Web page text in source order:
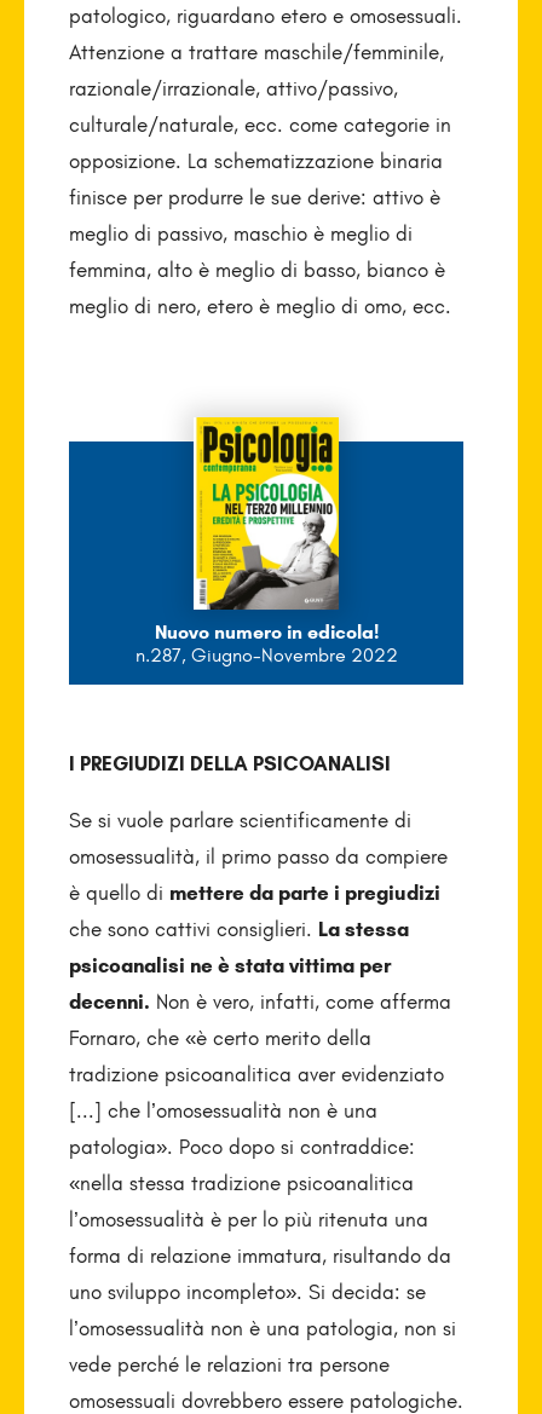
patologico, riguardano etero e omosessuali.
Attenzione a trattare maschile/femminile,
razionale/irrazionale, attivo/passivo,
culturale/naturale, ecc. come categorie in
opposizione. La schematizzazione binaria
finisce per produrre le sue derive: attivo è
meglio di passivo, maschio è meglio di
femmina, alto è meglio di basso, bianco è
meglio di nero, etero è meglio di omo, ecc.
Nuovo numero in edicola!
n.287, Giugno-Novembre 2022
I PREGIUDIZI DELLA PSICOANALISI
Se si vuole parlare scientificamente di
omosessualità, il primo passo da compiere
è quello di mettere da parte i pregiudizi
che sono cattivi consiglieri. La stessa
psicoanalisi ne è stata vittima per
decenni. Non è vero, infatti, come afferma
Fornaro, che «è certo merito della
tradizione psicoanalitica aver evidenziato
[...] che l’omosessualità non è una
patologia». Poco dopo si contraddice:
«nella stessa tradizione psicoanalitica
l’omosessualità è per lo più ritenuta una
forma di relazione immatura, risultando da
uno sviluppo incompleto». Si decida: se
l’omosessualità non è una patologia, non si
vede perché le relazioni tra persone
omosessuali dovrebbero essere patologiche.